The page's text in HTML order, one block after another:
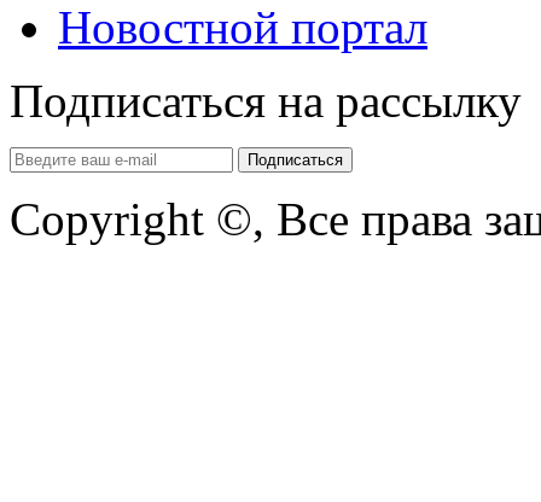
Новостной портал
Подписаться на рассылку
Copyright ©, Все права